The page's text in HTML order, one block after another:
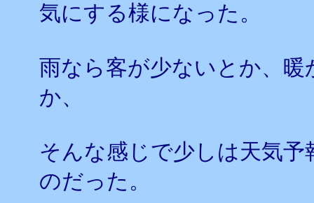
気にする様になった。
雨なら客が少ないとか、
か、
そんな感じで少しは天気
のだった。